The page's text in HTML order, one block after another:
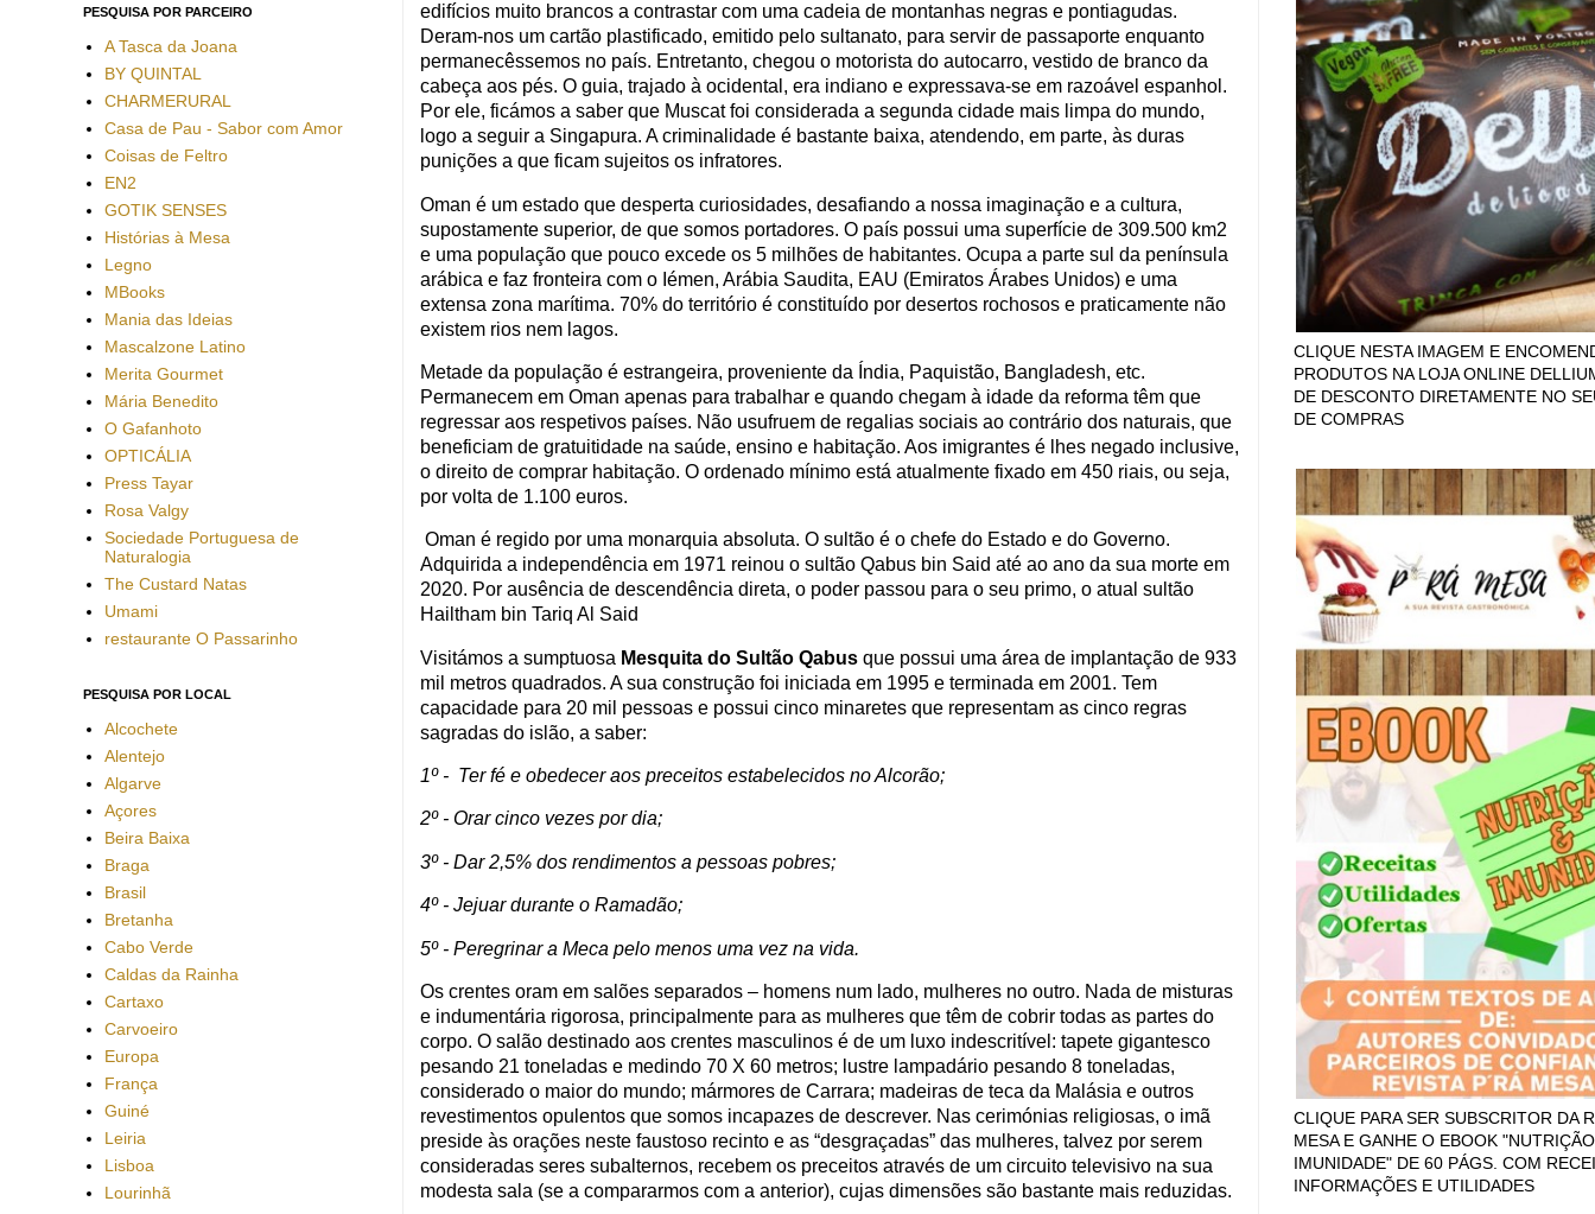
edifícios muito brancos a contrastar com uma cadeia de montanhas negras e pontiagudas.
Deram-nos um cartão plastificado, emitido pelo sultanato, para servir de passaporte enquanto
permanecêssemos no país. Entretanto, chegou o motorista do autocarro, vestido de branco da
cabeça aos pés. O guia, trajado à ocidental, era indiano e expressava-se em razoável espanhol.
Por ele, ficámos a saber que Muscat foi considerada a segunda cidade mais limpa do mundo,
logo a seguir a Singapura. A criminalidade é bastante baixa, atendendo, em parte, às duras
punições a que ficam sujeitos os infratores.
Oman é um estado que desperta curiosidades, desafiando a nossa imaginação e a cultura,
supostamente superior, de que somos portadores. O país possui uma superfície de 309.500 km2
e uma população que pouco excede os 5 milhões de habitantes. Ocupa a parte sul da península
arábica e faz fronteira com o Iémen, Arábia Saudita, EAU (Emiratos Árabes Unidos) e uma
extensa zona marítima. 70% do território é constituído por desertos rochosos e praticamente não
existem rios nem lagos.
Metade da população é estrangeira, proveniente da Índia, Paquistão, Bangladesh, etc.
Permanecem em Oman apenas para trabalhar e quando chegam à idade da reforma têm que
regressar aos respetivos países. Não usufruem de regalias sociais ao contrário dos naturais, que
beneficiam de gratuitidade na saúde, ensino e habitação. Aos imigrantes é lhes negado inclusive,
o direito de comprar habitação. O ordenado mínimo está atualmente fixado em 450 riais, ou seja,
por volta de 1.100 euros.
Oman é regido por uma monarquia absoluta. O sultão é o chefe do Estado e do Governo.
Adquirida a independência em 1971 reinou o sultão Qabus bin Said até ao ano da sua morte em
2020. Por ausência de descendência direta, o poder passou para o seu primo, o atual sultão
Hailtham bin Tariq Al Said
Visitámos a sumptuosa Mesquita do Sultão Qabus que possui uma área de implantação de 933
mil metros quadrados. A sua construção foi iniciada em 1995 e terminada em 2001. Tem
capacidade para 20 mil pessoas e possui cinco minaretes que representam as cinco regras
sagradas do islão, a saber:
1º - Ter fé e obedecer aos preceitos estabelecidos no Alcorão;
2º - Orar cinco vezes por dia;
3º - Dar 2,5% dos rendimentos a pessoas pobres;
4º - Jejuar durante o Ramadão;
5º - Peregrinar a Meca pelo menos uma vez na vida.
Os crentes oram em salões separados – homens num lado, mulheres no outro. Nada de misturas
e indumentária rigorosa, principalmente para as mulheres que têm de cobrir todas as partes do
corpo. O salão destinado aos crentes masculinos é de um luxo indescritível: tapete gigantesco
pesando 21 toneladas e medindo 70 X 60 metros; lustre lampadário pesando 8 toneladas,
considerado o maior do mundo; mármores de Carrara; madeiras de teca da Malásia e outros
revestimentos opulentos que somos incapazes de descrever. Nas cerimónias religiosas, o imã
preside às orações neste faustoso recinto e as “desgraçadas” das mulheres, talvez por serem
consideradas seres subalternos, recebem os preceitos através de um circuito televisivo na sua
modesta sala (se a compararmos com a anterior), cujas dimensões são bastante mais reduzidas.
PESQUISA POR PARCEIRO
A Tasca da Joana
BY QUINTAL
CHARMERURAL
Casa de Pau - Sabor com Amor
Coisas de Feltro
EN2
GOTIK SENSES
Histórias à Mesa
Legno
MBooks
Mania das Ideias
Mascalzone Latino
Merita Gourmet
Mária Benedito
O Gafanhoto
OPTICÁLIA
Press Tayar
Rosa Valgy
Sociedade Portuguesa de
Naturalogia
The Custard Natas
Umami
restaurante O Passarinho
PESQUISA POR LOCAL
Alcochete
Alentejo
Algarve
Açores
Beira Baixa
Braga
Brasil
Bretanha
Cabo Verde
Caldas da Rainha
Cartaxo
Carvoeiro
Europa
França
Guiné
Leiria
Lisboa
Lourinhã
CLIQUE NESTA IMAGEM E
PRODUTOS NA LOJA ONLINE
DE DESCONTO DIRETAMENTE NO
DE COMPRAS
CLIQUE PARA SER SUBSCRITOR DA
MESA E GANHE O EBOOK
IMUNIDADE" DE 60 PÁGS. COM
INFORMAÇÕES E UTILIDADES